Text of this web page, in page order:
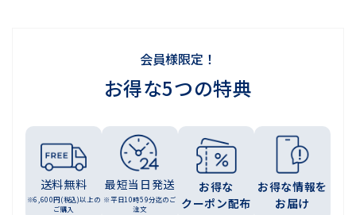
会員様限定！
お得な5つの特典
送料無料
※6,600円(税込)以上の
ご購入
最短当日発送
※平日10時59分迄のご
注文
お得な
クーポン配布
お得な情報を
お届け